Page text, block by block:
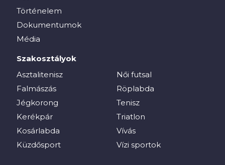
Történelem
Dokumentumok
Média
Szakosztályok
Asztalitenisz
Falmászás
Jégkorong
Kerékpár
Kosárlabda
Küzdősport
Női futsal
Röplabda
Tenisz
Triatlon
Vívás
Vízi sportok